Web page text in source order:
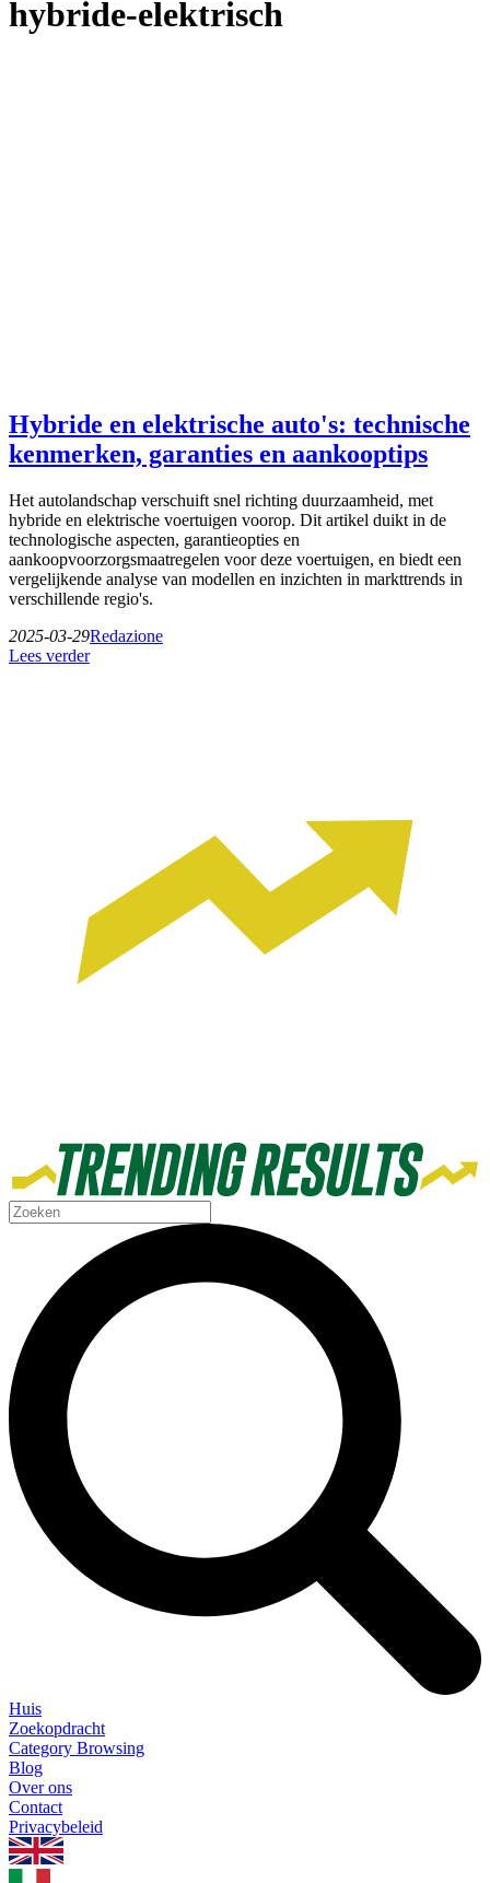
hybride-elektrisch
Hybride en elektrische auto's: technische
kenmerken, garanties en aankooptips
Het autolandschap verschuift snel richting duurzaamheid, met
hybride en elektrische voertuigen voorop. Dit artikel duikt in de
technologische aspecten, garantieopties en
aankoopvoorzorgsmaatregelen voor deze voertuigen, en biedt een
vergelijkende analyse van modellen en inzichten in markttrends in
verschillende regio's.
2025-03-29Redazione
Lees verder
Huis
Zoekopdracht
Category Browsing
Blog
Over ons
Contact
Privacybeleid